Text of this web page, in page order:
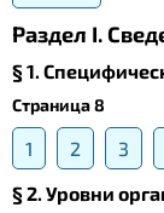
Раздел I.
§ 1.
Страница 8
1 2 3
§ 2. Уровни